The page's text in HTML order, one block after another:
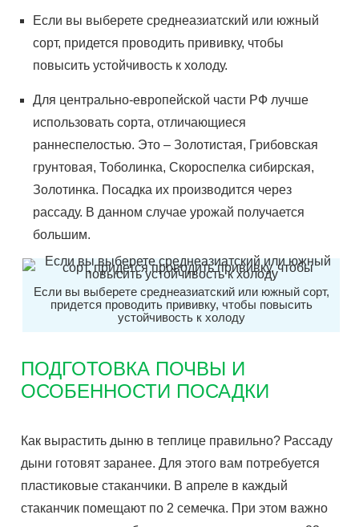
Если вы выберете среднеазиатский или южный
сорт, придется проводить прививку, чтобы
повысить устойчивость к холоду.
Для центрально-европейской части РФ лучше
использовать сорта, отличающиеся
раннеспелостью. Это – Золотистая, Грибовская
грунтовая, Тоболинка, Скороспелка сибирская,
Золотинка. Посадка их производится через
рассаду. В данном случае урожай получается
большим.
Если вы выберете среднеазиатский или южный сорт,
придется проводить прививку, чтобы повысить
устойчивость к холоду
ПОДГОТОВКА ПОЧВЫ И
ОСОБЕННОСТИ ПОСАДКИ
Как вырастить дыню в теплице правильно? Рассаду
дыни готовят заранее. Для этого вам потребуется
пластиковые стаканчики. В апреле в каждый
стаканчик помещают по 2 семечка. При этом важно